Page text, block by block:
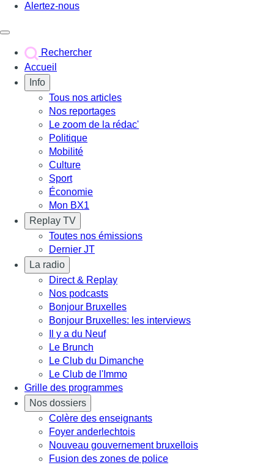
Alertez-nous
Rechercher
Accueil
Info
Tous nos articles
Nos reportages
Le zoom de la rédac'
Politique
Mobilité
Culture
Sport
Économie
Mon BX1
Replay TV
Toutes nos émissions
Dernier JT
La radio
Direct & Replay
Nos podcasts
Bonjour Bruxelles
Bonjour Bruxelles: les interviews
Il y a du Neuf
Le Brunch
Le Club du Dimanche
Le Club de l'Immo
Grille des programmes
Nos dossiers
Colère des enseignants
Foyer anderlechtois
Nouveau gouvernement bruxellois
Fusion des zones de police